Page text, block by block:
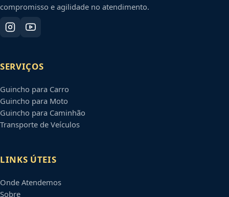
compromisso e agilidade no atendimento.
SERVIÇOS
Guincho para Carro
Guincho para Moto
Guincho para Caminhão
Transporte de Veículos
LINKS ÚTEIS
Onde Atendemos
Sobre